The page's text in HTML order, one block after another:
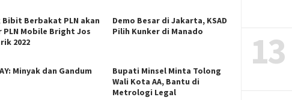
Berbakat PLN akan
PLN Mobile Bright Jos
2022
Demo Besar di Jakarta, KSAD
Pilih Kunker di Manado
Minyak dan Gandum
Bupati Minsel Minta Tolong
Wali Kota AA, Bantu di
Metrologi Legal
13